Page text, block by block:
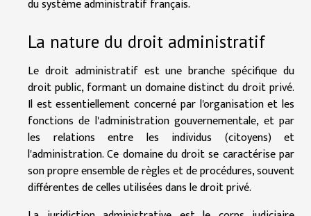
du système administratif français.
La nature du droit administratif
Le droit administratif est une branche spécifique du
droit public, formant un domaine distinct du droit privé.
Il est essentiellement concerné par l'organisation et les
fonctions de l'administration gouvernementale, et par
les relations entre les individus (citoyens) et
l'administration. Ce domaine du droit se caractérise par
son propre ensemble de règles et de procédures, souvent
différentes de celles utilisées dans le droit privé.